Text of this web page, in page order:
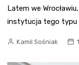
Latem we
instytucja tego typu
Kamil Sośniak